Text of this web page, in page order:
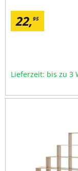
22,95
Lieferzeit: bis zu 3